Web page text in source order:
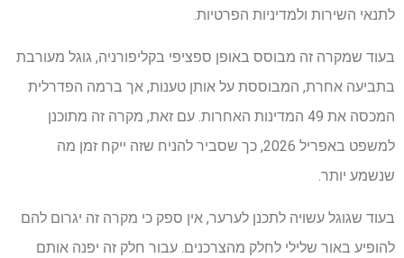
לתנאי השירות ולמדיניות הפרטיות.
בעוד שמקרה זה מבוסס באופן ספציפי בקליפורניה, גוגל מעורבת
בתביעה אחרת, המבוססת על אותן טענות, אך ברמה הפדרלית
המכסה את 49 המדינות האחרות. עם זאת, מקרה זה מתוכנן
למשפט באפריל 2026, כך שסביר להניח שזה ייקח זמן מה
שנשמע יותר.
בעוד שגוגל עשויה לתכנן לערער, ​​אין ספק כי מקרה זה יגרום להם
להופיע באור שלילי לחלק מהצרכנים. עבור חלק זה יפנה אותם